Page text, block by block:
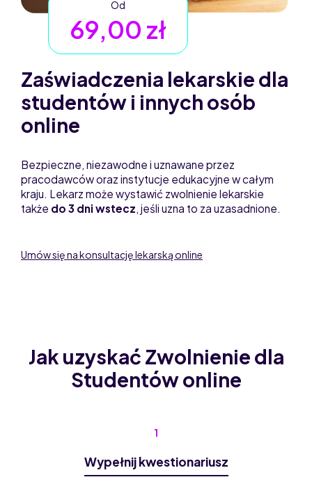
Od
69,00 zł
Zaświadczenia lekarskie dla
studentów i innych osób
online
Bezpieczne, niezawodne i uznawane przez
pracodawców oraz instytucje edukacyjne w całym
kraju. Lekarz może wystawić zwolnienie lekarskie
także do 3 dni wstecz , jeśli uzna to za uzasadnione.
Umów się na konsultację lekarską online
Jak uzyskać Zwolnienie dla
Studentów online
1
Wypełnij kwestionariusz